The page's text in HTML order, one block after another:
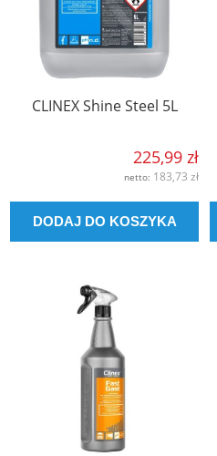
CLINEX Shine Steel 5L
225,99 zł
netto: 183,73 zł
DODAJ DO KOSZYKA